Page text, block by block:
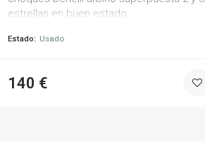
estrellas en buen estado.
Estado: Usado
140 €